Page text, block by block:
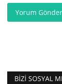
Yorum Gönder
BIZI SOSYAL